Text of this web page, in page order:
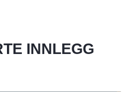
INNLEGG